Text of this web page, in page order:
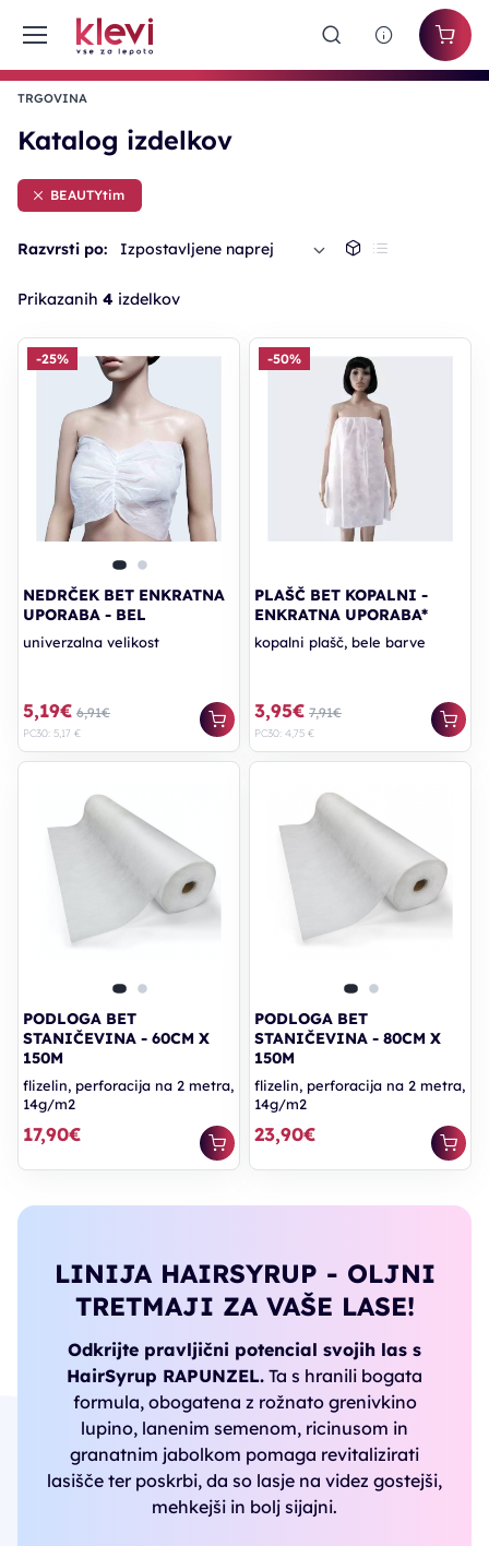
TRGOVINA
Katalog izdelkov
BEAUTYtim
Prikazanih 4 izdelkov
Razvrsti po: Izpostavljene naprej
-25%
NEDRČEK BET ENKRATNA
UPORABA - BEL
univerzalna velikost
5,19€ 6,91€
PC30: 5,17 €
-50%
PLAŠČ BET KOPALNI -
ENKRATNA UPORABA*
kopalni plašč, bele barve
3,95€ 7,91€
PC30: 4,75 €
PODLOGA BET
STANIČEVINA - 60CM X
150M
flizelin, perforacija na 2 metra,
14g/m2
17,90€
PODLOGA BET
STANIČEVINA - 80CM X
150M
flizelin, perforacija na 2 metra,
14g/m2
23,90€
LINIJA HAIRSYRUP - OLJNI
TRETMAJI ZA VAŠE LASE!
Odkrijte pravljični potencial svojih las s
HairSyrup RAPUNZEL. Ta s hranili bogata
formula, obogatena z rožnato grenivkino
lupino, lanenim semenom, ricinusom in
granatnim jabolkom pomaga revitalizirati
lasišče ter poskrbi, da so lasje na videz gostejši,
mehkejši in bolj sijajni.